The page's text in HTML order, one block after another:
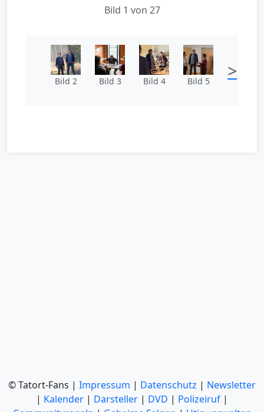
Bild 1 von 27
Bild 2 Bild 3 Bild 4 Bild 5 >
© Tatort-Fans | Impressum | Datenschutz | Newsletter
| Kalender | Darsteller | DVD | Polizeiruf |